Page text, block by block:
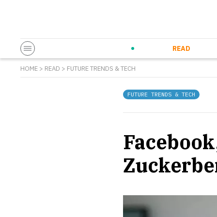
READ
HOME > READ > FUTURE TRENDS & TECH
FUTURE TRENDS & TECH